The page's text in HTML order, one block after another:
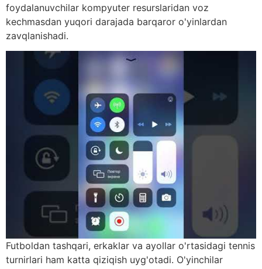
foydalanuvchilar kompyuter resurslaridan voz
kechmasdan yuqori darajada barqaror o'yinlardan
zavqlanishadi.
Futboldan tashqari, erkaklar va ayollar o'rtasidagi tennis
turnirlari ham katta qiziqish uyg'otadi. O'yinchilar